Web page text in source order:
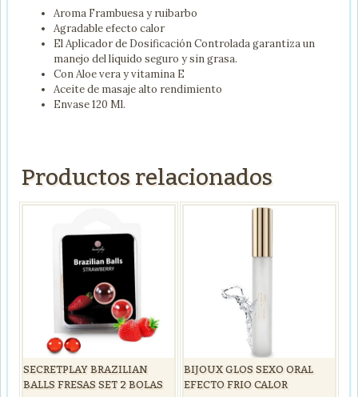
Aroma Frambuesa y ruibarbo
Agradable efecto calor
El Aplicador de Dosificación Controlada garantiza un
manejo del líquido seguro y sin grasa.
Con Aloe vera y vitamina E
Aceite de masaje alto rendimiento
Envase 120 Ml.
Productos relacionados
SECRETPLAY BRAZILIAN
BALLS FRESAS SET 2 BOLAS
BIJOUX GLOS SEXO ORAL
EFECTO FRIO CALOR